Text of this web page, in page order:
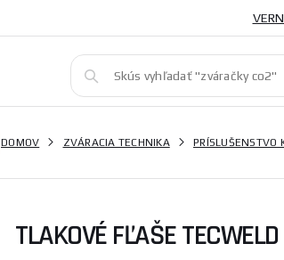
DOMOV ZVÁRACIA TECHNIKA PRÍSLUŠENSTVO
TLAKOVÉ FĽAŠE TECWELD